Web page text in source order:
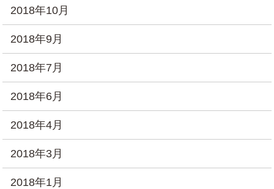
2018年10月
2018年9月
2018年7月
2018年6月
2018年4月
2018年3月
2018年1月